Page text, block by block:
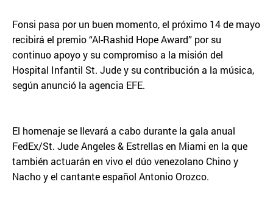
Fonsi pasa por un buen momento, el próximo 14 de mayo
recibirá el premio “Al-Rashid Hope Award” por su
continuo apoyo y su compromiso a la misión del
Hospital Infantil St. Jude y su contribución a la música,
según anunció la agencia EFE.
El homenaje se llevará a cabo durante la gala anual
FedEx/St. Jude Angeles & Estrellas en Miami en la que
también actuarán en vivo el dúo venezolano Chino y
Nacho y el cantante español Antonio Orozco.